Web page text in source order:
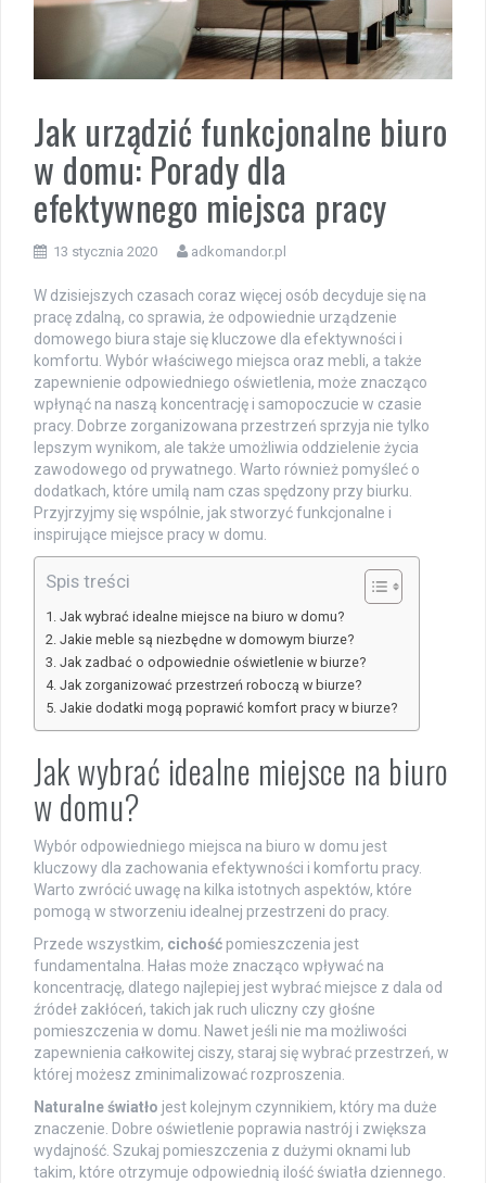
Jak urządzić funkcjonalne biuro
w domu: Porady dla
efektywnego miejsca pracy
13 stycznia 2020 adkomandor.pl
W dzisiejszych czasach coraz więcej osób decyduje się na
pracę zdalną, co sprawia, że odpowiednie urządzenie
domowego biura staje się kluczowe dla efektywności i
komfortu. Wybór właściwego miejsca oraz mebli, a także
zapewnienie odpowiedniego oświetlenia, może znacząco
wpłynąć na naszą koncentrację i samopoczucie w czasie
pracy. Dobrze zorganizowana przestrzeń sprzyja nie tylko
lepszym wynikom, ale także umożliwia oddzielenie życia
zawodowego od prywatnego. Warto również pomyśleć o
dodatkach, które umilą nam czas spędzony przy biurku.
Przyjrzyjmy się wspólnie, jak stworzyć funkcjonalne i
inspirujące miejsce pracy w domu.
Spis treści
Jak wybrać idealne miejsce na biuro w domu?
Jakie meble są niezbędne w domowym biurze?
Jak zadbać o odpowiednie oświetlenie w biurze?
Jak zorganizować przestrzeń roboczą w biurze?
Jakie dodatki mogą poprawić komfort pracy w biurze?
Jak wybrać idealne miejsce na biuro
w domu?
Wybór odpowiedniego miejsca na biuro w domu jest
kluczowy dla zachowania efektywności i komfortu pracy.
Warto zwrócić uwagę na kilka istotnych aspektów, które
pomogą w stworzeniu idealnej przestrzeni do pracy.
Przede wszystkim, cichość pomieszczenia jest
fundamentalna. Hałas może znacząco wpływać na
koncentrację, dlatego najlepiej jest wybrać miejsce z dala od
źródeł zakłóceń, takich jak ruch uliczny czy głośne
pomieszczenia w domu. Nawet jeśli nie ma możliwości
zapewnienia całkowitej ciszy, staraj się wybrać przestrzeń, w
której możesz zminimalizować rozproszenia.
Naturalne światło jest kolejnym czynnikiem, który ma duże
znaczenie. Dobre oświetlenie poprawia nastrój i zwiększa
wydajność. Szukaj pomieszczenia z dużymi oknami lub
takim, które otrzymuje odpowiednią ilość światła dziennego.